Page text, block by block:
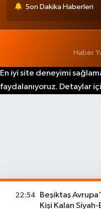
Son Dakika Haberleri
Haber
En iyi site deneyimi
faydalanıyoruz. Detaylar
22:54
Beşiktaş
Kişi Kalan